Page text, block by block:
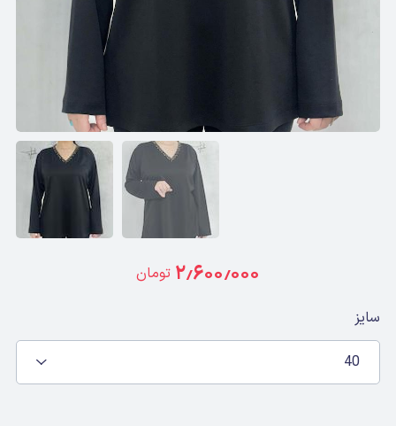
۲٫۶۰۰٫۰۰۰ تومان
سایز
40